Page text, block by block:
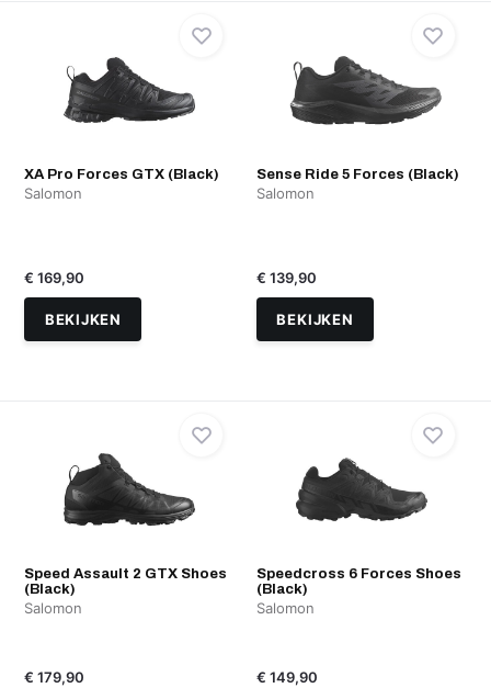
XA Pro Forces GTX (Black)
Salomon
€ 169,90
BEKIJKEN
Sense Ride 5 Forces (Black)
Salomon
€ 139,90
BEKIJKEN
Speed Assault 2 GTX Shoes
(Black)
Salomon
€ 179,90
Speedcross 6 Forces Shoes
(Black)
Salomon
€ 149,90